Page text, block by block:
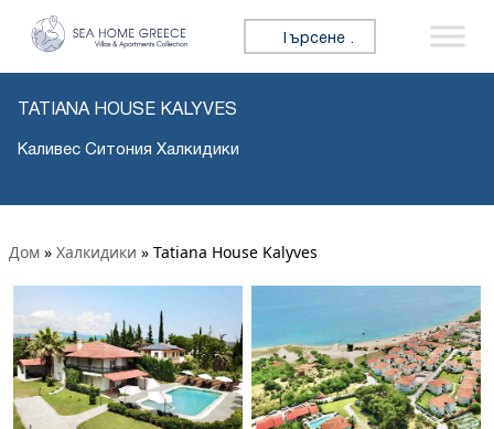
Търсене за:
TATIANA HOUSE KALYVES
Каливес Ситония Халкидики
Дом » Халкидики » Tatiana House Kalyves